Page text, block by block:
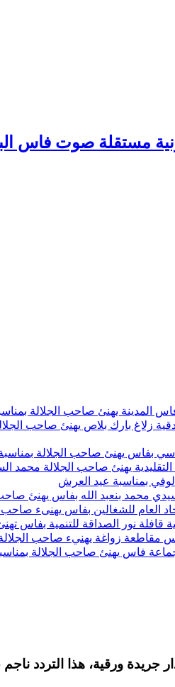
صوت فاس
صاحب الجلالة بمناسبة الذكرى 27 لعيد
زلاغ بارك بلاص يهنئ صاحب
صاحب الجلالة بمناسبة الذكرى 27 لعيد
يهنئ صاحب الجلالة محمد السادس نصره
بمناسبة عيد العرش
محمد بنعبد الله بفاس يهنئ صاحب
العام للشغالين بفاس يهنىء
نور الصداقة للتنمية بفاس
زواغة يهنيء صاحب الجلالة
فاس يهنئ صاحب الجلالة
جريدة ورقية، هذا التردد